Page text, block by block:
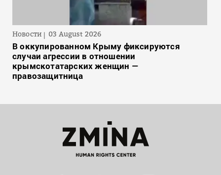
Новости 03 August 2026
В оккупированном Крыму фиксируются
случаи агрессии в отношении
крымскотатарских женщин —
правозащитница